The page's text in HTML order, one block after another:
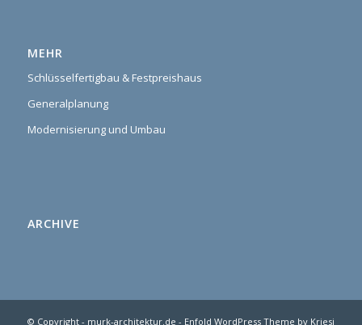
MEHR
Schlüsselfertigbau & Festpreishaus
Generalplanung
Modernisierung und Umbau
ARCHIVE
© Copyright - murk-architektur.de - Enfold WordPress Theme by Kriesi